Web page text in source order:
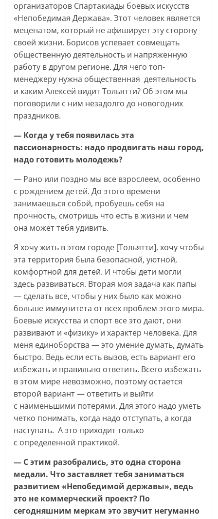
организаторов Спартакиады боевых искусств
«Непобедимая Держава». Этот человек является
меценатом, который не афиширует эту сторону
своей жизни. Борисов успевает совмещать
общественную деятельность и напряженную
работу в другом регионе. Для чего топ-
менеджеру нужна общественная деятельность
и каким Алексей видит Тольятти? Об этом мы
поговорили с ним незадолго до новогодних
праздников.
— Когда у тебя появилась эта
пассионарность: надо продвигать наш город,
надо готовить молодежь?
— Рано или поздно мы все взрослеем, особенно
с рождением детей. До этого времени
занимаешься собой, пробуешь себя на
прочность, смотришь что есть в жизни и чем
она может тебя удивить.
Я хочу жить в этом городе [Тольятти], хочу чтобы
эта территория была безопасной, уютной,
комфортной для детей. И чтобы дети могли
здесь развиваться. Вторая моя задача как папы
— сделать все, чтобы у них было как можно
больше иммунитета от всех проблем этого мира.
Боевые искусства и спорт все это дают, они
развивают и «физику» и характер человека. Для
меня единоборства — это умение думать, думать
быстро. Ведь если есть вызов, есть вариант его
избежать и правильно ответить. Всего избежать
в этом мире невозможно, поэтому остается
второй вариант — ответить и выйти
с наименьшими потерями. Для этого надо уметь
четко понимать, когда надо отступать, а когда
наступать. А это приходит только
с определенной практикой.
— С этим разобрались, это одна сторона
медали. Что заставляет тебя заниматься
развитием «Непобедимой державы», ведь
это не коммерческий проект? По
сегодняшним меркам это звучит негуманно